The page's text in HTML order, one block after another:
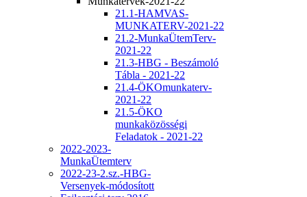
21.1-HAMVAS-
MUNKATERV-2021-22
21.2-MunkaÜtemTerv-
2021-22
21.3-HBG - Beszámoló
Tábla - 2021-22
21.4-ÖKOmunkaterv-
2021-22
21.5-ÖKO
munkaközösségi
Feladatok - 2021-22
2022-2023-
MunkaÜtemterv
2022-23-2.sz.-HBG-
Versenyek-módosított